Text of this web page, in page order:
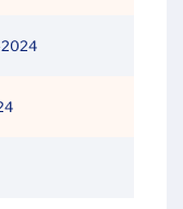
2024